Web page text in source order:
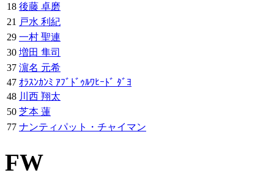
18 後藤 卓磨
21 戸水 利紀
29 一村 聖連
30 増田 隼司
37 濵名 元希
47 ｵﾗｽﾝｶﾝﾐ ｱﾌﾞﾄﾞｩﾙﾜﾋｰﾄﾞ ﾀﾞﾖ
48 川西 翔太
50 芝本 蓮
77 ナンティパット・チャイマン
FW